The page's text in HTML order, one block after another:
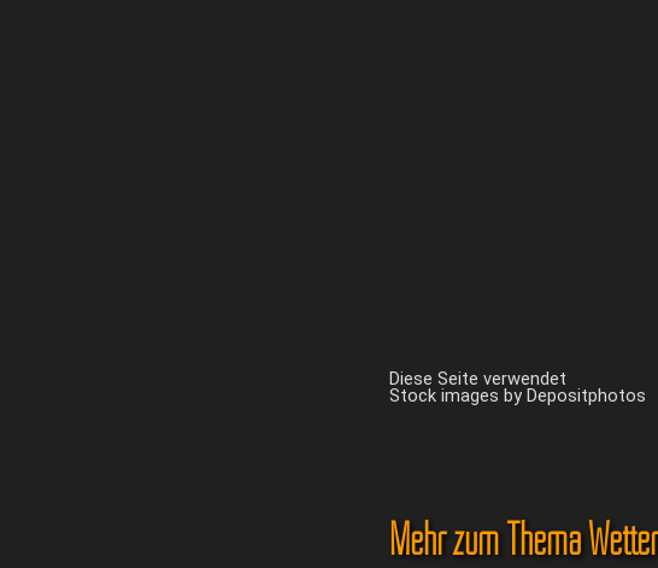
Diese Seite verwendet
Stock images by Depositphotos
Mehr zum Thema Wetter